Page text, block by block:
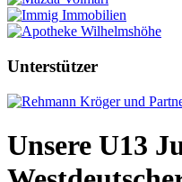
Unterstützer
Unsere U13